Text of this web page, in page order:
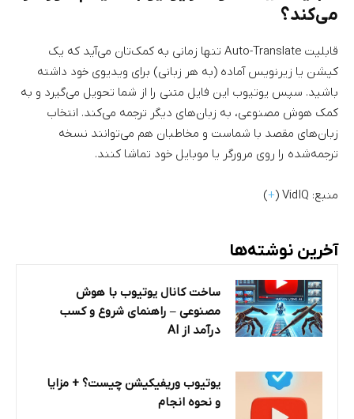
می‌کند؟
قابلیت Auto-Translate تنها زمانی به کمک‌تان می‌آید که یک
کپشن یا زیرنویس آماده (به هر زبانی) برای ویدیوی خود داشته
باشید. سپس یوتیوب این فایل متنی را از شما تحویل می‌گیرد و به
کمک هوش مصنوعی، به زبان‌های دیگر ترجمه می‌کند. انتخاب
زبان‌های مقصد با شماست و مخاطبان هم می‌توانند نسخه
ترجمه‌شده را روی مرورگر یا موبایل خود تماشا کنند.
منبع: VidIQ ( +
)
آخرین نوشته‌ها
ساخت کانال یوتیوب با هوش
مصنوعی – راهنمای شروع و کسب
درآمد از AI
یوتیوب وریفیکیشن چیست؟ + مزایا
و نحوه انجام